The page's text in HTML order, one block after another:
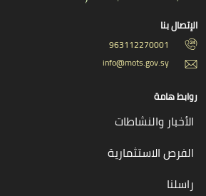
الإتصال بنا
963112270001
info@mots.gov.sy
روابط هامة
الأخبار والنشاطات
الفرص الاستثمارية
راسلنا